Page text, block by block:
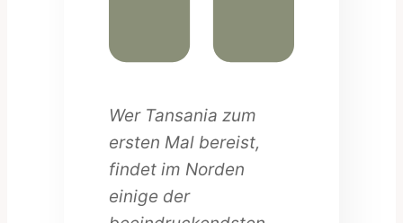
Wer Tansania zum
ersten Mal bereist,
findet im Norden
einige der